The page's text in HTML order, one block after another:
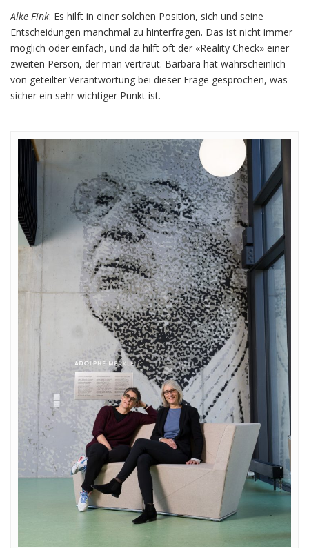
Alke Fink: Es hilft in einer solchen Position, sich und seine
Entscheidungen manchmal zu hinterfragen. Das ist nicht immer
möglich oder einfach, und da hilft oft der «Reality Check» einer
zweiten Person, der man vertraut. Barbara hat wahrscheinlich
von geteilter Verantwortung bei dieser Frage gesprochen, was
sicher ein sehr wichtiger Punkt ist.